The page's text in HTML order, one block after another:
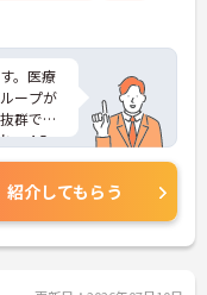
。医療
ープが
群で
、4.5ヶ
い。
紹介してもらう